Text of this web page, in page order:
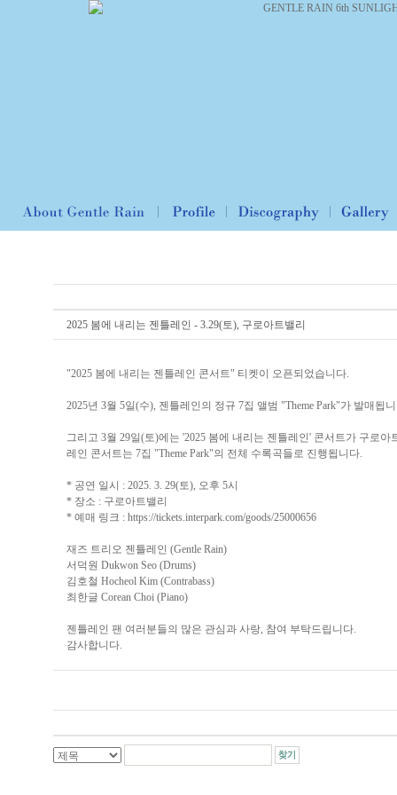
2025 봄에 내리는 젠틀레인 - 3.29(토), 구로아트밸리
"2025 봄에 내리는 젠틀레인 콘서트" 티켓이 오픈되었습니다.
2025년 3월 5일(수), 젠틀레인의 정규 7집 앨범 "Theme Park"가 발매됩
그리고 3월 29일(토)에는 '2025 봄에 내리는 젠틀레인' 콘서트가 구로
레인 콘서트는 7집 "Theme Park"의 전체 수록곡들로 진행됩니다.
* 공연 일시 : 2025. 3. 29(토), 오후 5시
* 장소 : 구로아트밸리
* 예매 링크 : https://tickets.interpark.com/goods/25000656
재즈 트리오 젠틀레인 (Gentle Rain)
서덕원 Dukwon Seo (Drums)
김호철 Hocheol Kim (Contrabass)
최한글 Corean Choi (Piano)
젠틀레인 팬 여러분들의 많은 관심과 사랑, 참여 부탁드립니다.
감사합니다.